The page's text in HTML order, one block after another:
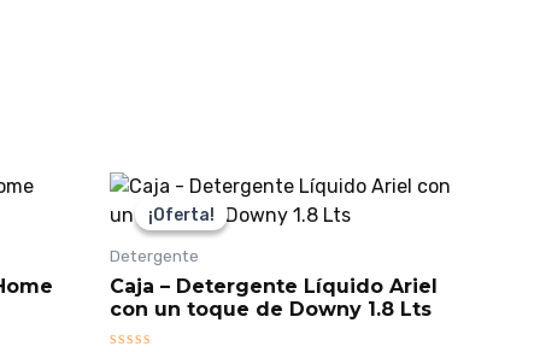
¡Oferta!
¡Oferta!
Detergente
Caja – Detergente Líquido Ariel
con un toque de Downy 1.8 Lts
El
precio
original
era:
$41.400.
El
precio
actual